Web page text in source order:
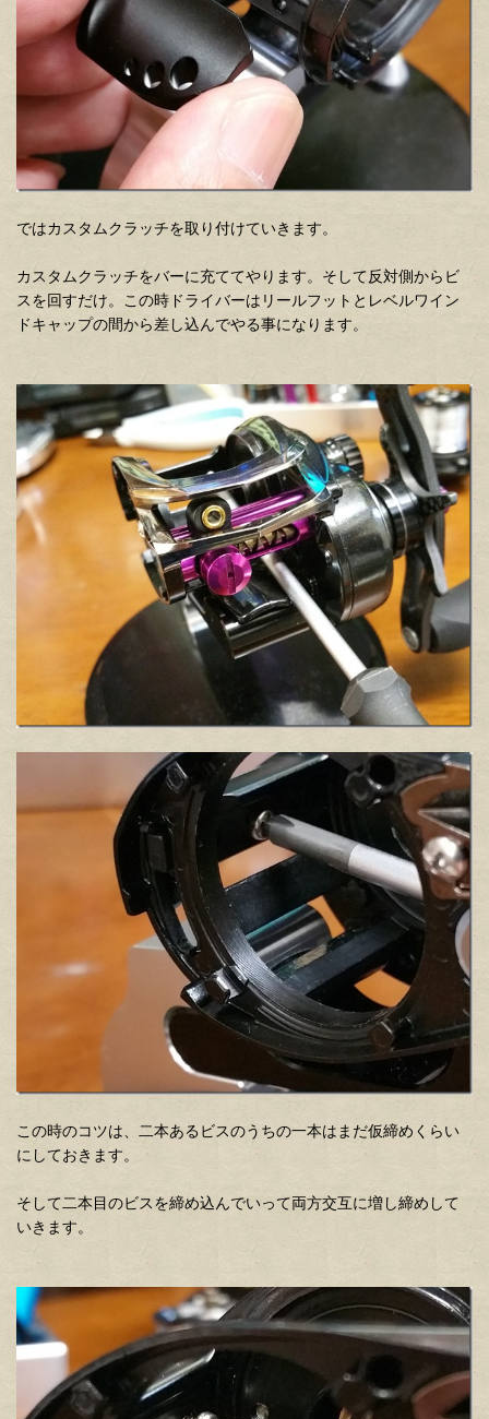
ではカスタムクラッチを取り付けていきます。
カスタムクラッチをバーに充ててやります。そして反対側からビ
スを回すだけ。この時ドライバーはリールフットとレベルワイン
ドキャップの間から差し込んでやる事になります。
この時のコツは、二本あるビスのうちの一本はまだ仮締めくらい
にしておきます。
そして二本目のビスを締め込んでいって両方交互に増し締めして
いきます。